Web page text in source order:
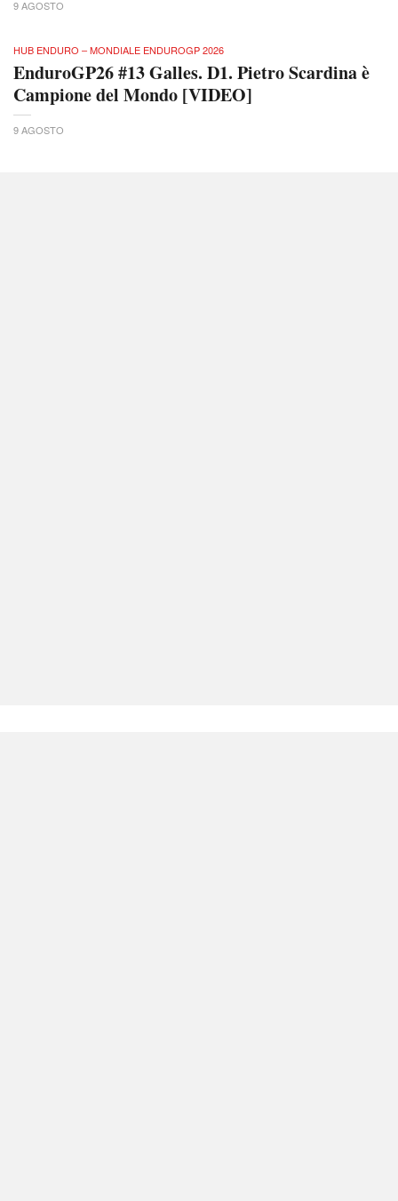
9 AGOSTO
HUB ENDURO – MONDIALE ENDUROGP 2026
EnduroGP26 #13 Galles. D1. Pietro Scardina è
Campione del Mondo [VIDEO]
9 AGOSTO